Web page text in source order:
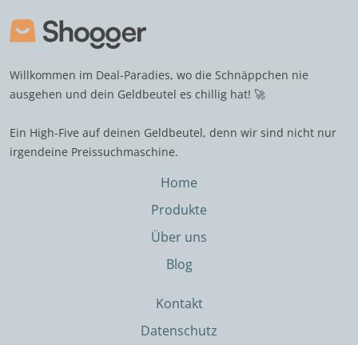
Willkommen im Deal-Paradies, wo die Schnäppchen nie
ausgehen und dein Geldbeutel es chillig hat! 🚀
Ein High-Five auf deinen Geldbeutel, denn wir sind nicht nur
irgendeine Preissuchmaschine.
Home
Produkte
Über uns
Blog
Kontakt
Datenschutz